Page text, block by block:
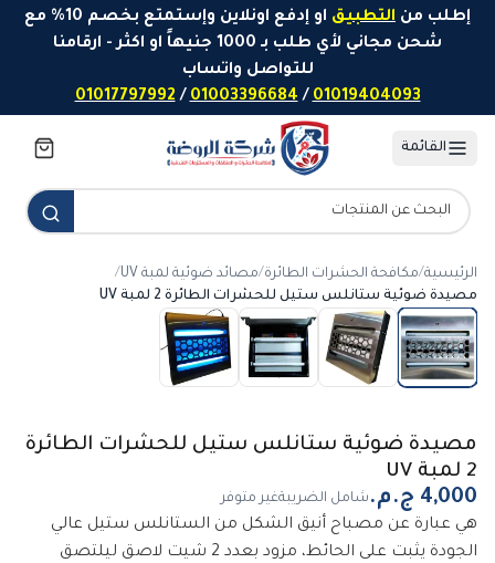
تخطَّ إلى المحتوى
إطلب من التطبيق
او إدفع اونلاين وإستمتع بخصم 10% مع
شحن مجاني لأي طلب بـ 1000 جنيهاً او اكثر - ارقامنا
للتواصل واتساب
01019404093
/
01003396684
/
01017797992
القائمة
الرئيسية/مكافحة الحشرات الطائرة/مصائد ضوئية لمبة UV
/
مصيدة ضوئية ستانلس ستيل للحشرات الطائرة 2 لمبة UV
مصيدة ضوئية ستانلس ستيل للحشرات الطائرة
2 لمبة UV
شامل الضريبةغير متوفر
هي عبارة عن مصباح أنيق الشكل من الستانلس ستيل عالي
الجودة يثبت على الحائط، مزود بعدد 2 شيت لاصق ليلتصق